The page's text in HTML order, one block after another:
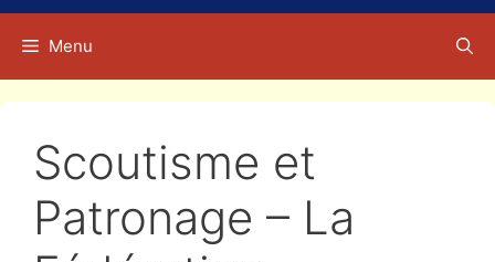
Menu
Scoutisme et
Patronage – La